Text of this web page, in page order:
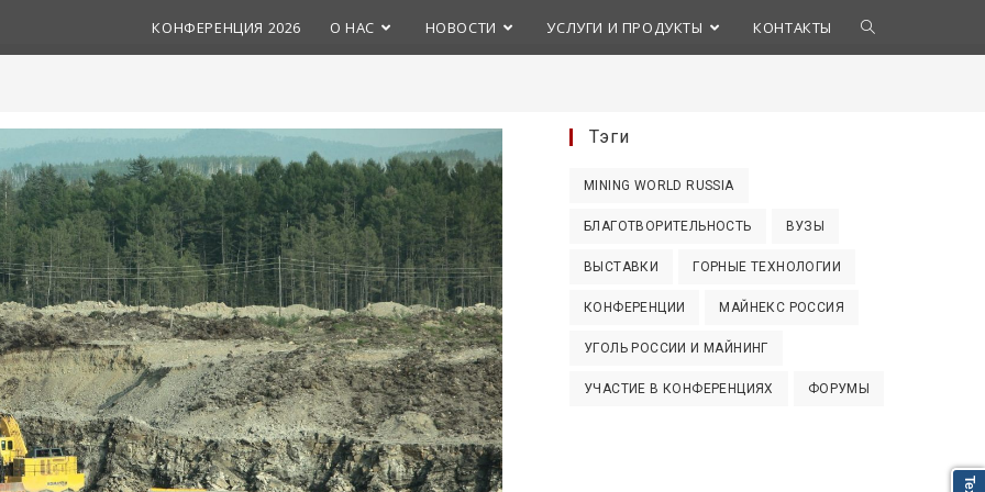
КОНФЕРЕНЦИЯ 2026 О НАС НОВОСТИ УСЛУГИ И ПРОДУКТЫ КОНТАКТЫ Переключить
Тэги
MINING WORLD RUSSIA
БЛАГОТВОРИТЕЛЬНОСТЬ ВУЗЫ
ВЫСТАВКИ ГОРНЫЕ ТЕХНОЛОГИИ
КОНФЕРЕНЦИИ МАЙНЕКС РОССИЯ
УГОЛЬ РОССИИ И МАЙНИНГ
УЧАСТИЕ В КОНФЕРЕНЦИЯХ ФОРУМЫ